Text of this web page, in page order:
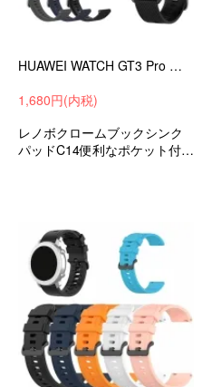
HUAWEI WATCH GT3 Pro バンド 43mm/46mm ベルト シリコン バンド幅20mm/22mm 交換リストバンド/交換バンド/交換ベルトファーウェイウォッチ GT3 プロ
1,680円(内税)
レノボクロームブックシンク
パッドC14便利なポケット付き